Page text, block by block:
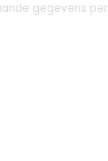
gegevens per